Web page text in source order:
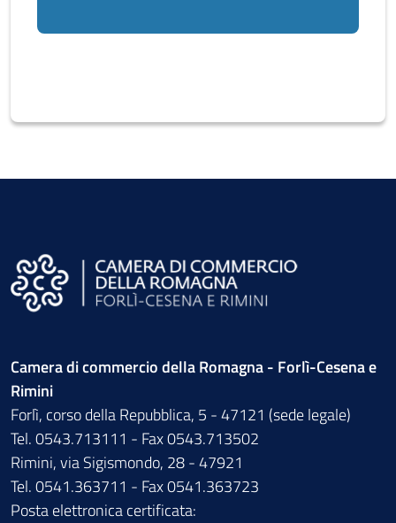
Camera di commercio della Romagna - Forlì-Cesena e
Rimini
Forlì, corso della Repubblica, 5 - 47121 (sede legale)
Tel. 0543.713111 - Fax 0543.713502
Rimini, via Sigismondo, 28 - 47921
Tel. 0541.363711 - Fax 0541.363723
Posta elettronica certificata: